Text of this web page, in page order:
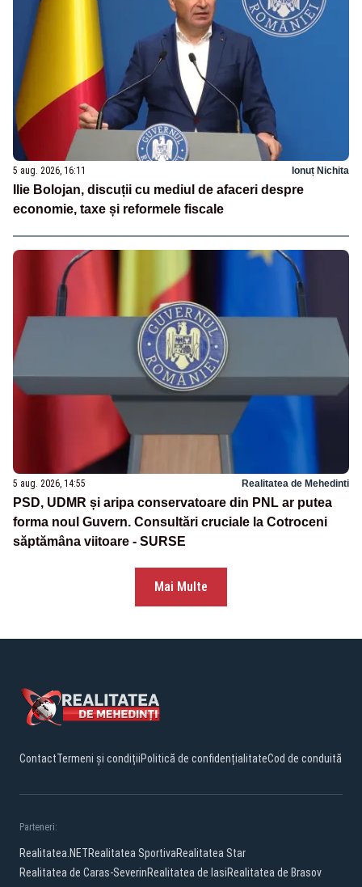
5 aug. 2026, 16:11 Ionuț Nichita
Ilie Bolojan, discuții cu mediul de afaceri despre
economie, taxe și reformele fiscale
5 aug. 2026, 14:55 Realitatea de Mehedinti
PSD, UDMR și aripa conservatoare din PNL ar putea
forma noul Guvern. Consultări cruciale la Cotroceni
săptămâna viitoare - SURSE
Mai Multe
ContactTermeni și condițiiPolitică de confidențialitateCod de conduită
Parteneri:
Realitatea.NETRealitatea SportivaRealitatea Star
Realitatea de Caras-SeverinRealitatea de IasiRealitatea de Brasov